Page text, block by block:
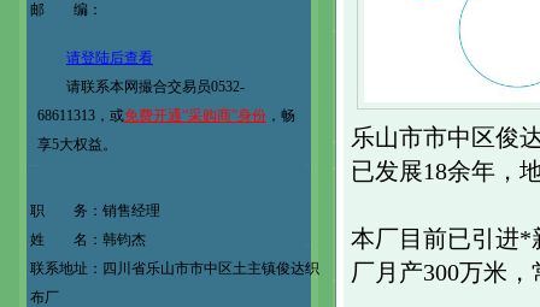
邮 编：
请登陆后查看
请联系本网撮合交易员0532-
68611313，或免费开通“采购商”身份 ，畅
享5大权益。
职 务： 销售经理
姓 名： 韩钧杰
联系地址： 四川省乐山市市中区土主镇俊达织
布厂
乐山市市中区俊
已发展18余年，
本厂目前已引进*
厂月产300万米